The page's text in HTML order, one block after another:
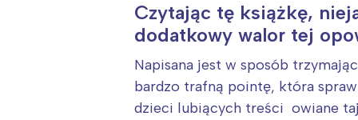
Czytając tę książkę,
dodatkowy walor tej
Napisana jest w sposób
bardzo trafną pointę, która
dzieci lubiących treści owiane